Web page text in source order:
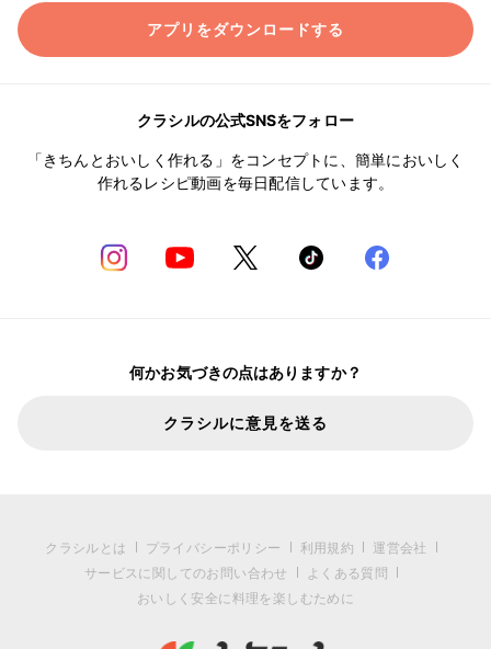
アプリをダウンロードする
クラシルの公式SNSをフォロー
「きちんとおいしく作れる」をコンセプトに、簡単においしく
作れるレシピ動画を毎日配信しています。
何かお気づきの点はありますか？
クラシルに意見を送る
クラシルとは プライバシーポリシー 利用規約
運営会社
サービスに関してのお問い合わせ
よくある質問
おいしく安全に料理を楽しむために